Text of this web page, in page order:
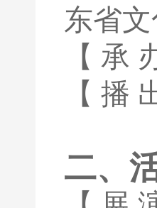
东省
【 承
【 播
二、